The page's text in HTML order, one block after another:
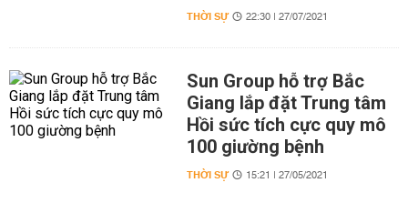
THỜI SỰ 22:30 | 27/07/2021
Sun Group hỗ trợ Bắc
Giang lắp đặt Trung tâm
Hồi sức tích cực quy mô
100 giường bệnh
THỜI SỰ 15:21 | 27/05/2021